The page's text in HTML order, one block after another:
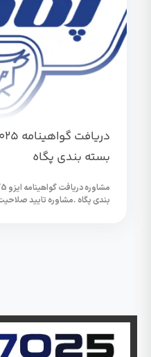
بسته بندی پگاه
بندی پگاه .مشاوره تایید